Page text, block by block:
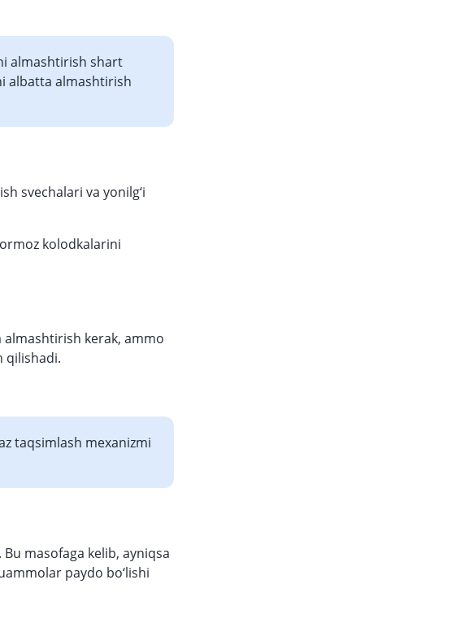
almashtirish shart
albatta almashtirish
svechalari va yonilg‘i
kolodkalarini
almashtirish kerak, ammo
qilishadi.
taqsimlash mexanizmi
masofaga kelib, ayniqsa
paydo bo‘lishi